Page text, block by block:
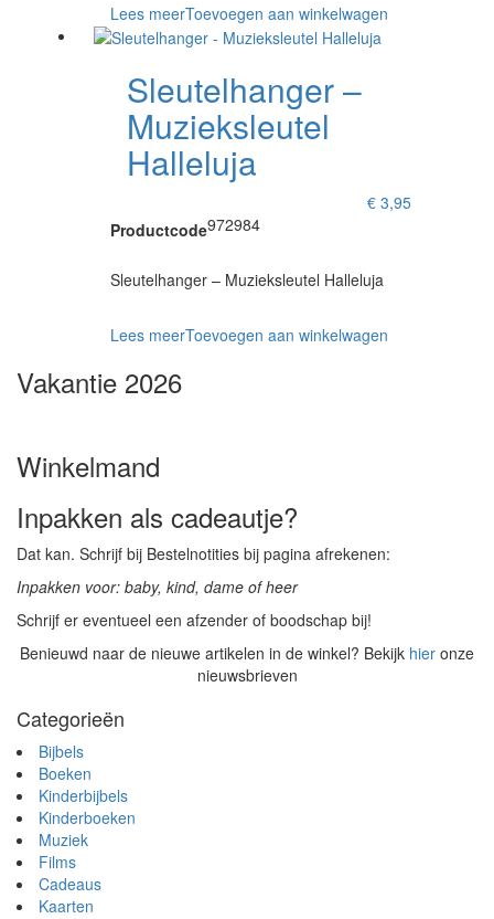
Lees meerToevoegen aan winkelwagen
Sleutelhanger –
Muzieksleutel
Halleluja
€ 3,95
Productcode972984
Sleutelhanger – Muzieksleutel Halleluja
Lees meerToevoegen aan winkelwagen
Vakantie 2026
Winkelmand
Inpakken als cadeautje?
Dat kan. Schrijf bij Bestelnotities bij pagina afrekenen:
Inpakken voor: baby, kind, dame of heer
Schrijf er eventueel een afzender of boodschap bij!
Benieuwd naar de nieuwe artikelen in de winkel? Bekijk hier onze
nieuwsbrieven
Categorieën
Bijbels
Boeken
Kinderbijbels
Kinderboeken
Muziek
Films
Cadeaus
Kaarten